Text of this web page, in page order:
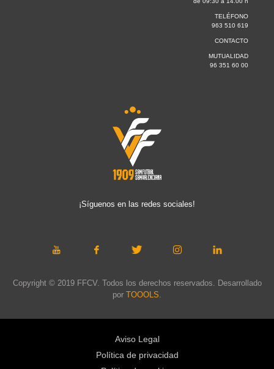
TELÉFONO
963 510 619
CONTACTO
MUTUALIDAD
96 351 60 00
¡Síguenos en las redes sociales!
Copyright © 2019 FFCV. Todos los derechos reservados. Desarrollado
por TOOOLS
Aviso Legal
Política de privacidad